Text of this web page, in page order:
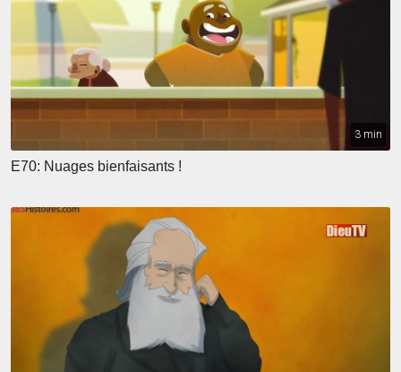
3 min
E70: Nuages bienfaisants !